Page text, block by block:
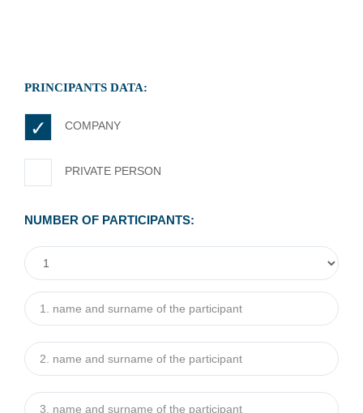
PRINCIPANTS DATA:
Company*
COMPANY
PRIVATE PERSON
NUMBER OF PARTICIPANTS:
1. Name and surname of the participant
2. Name and surname of the participant
3. Name and surname of the participant